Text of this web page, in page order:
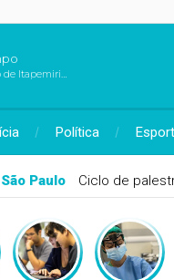
Itapemirim, ES
Política
São Paulo Ciclo de